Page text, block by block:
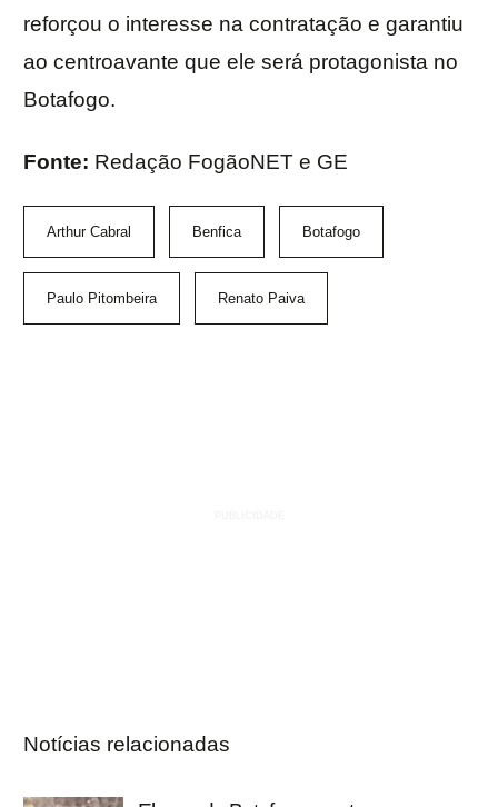
reforçou o interesse na contratação e garantiu
ao centroavante que ele será protagonista no
Botafogo.
Fonte: Redação FogãoNET e GE
Arthur Cabral Benfica Botafogo
Paulo Pitombeira Renato Paiva
Notícias relacionadas